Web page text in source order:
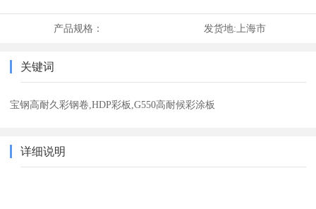
产品规格： 发货地: 上海市
关键词
宝钢高耐久彩钢卷,HDP彩板,G550高耐候彩涂板
详细说明